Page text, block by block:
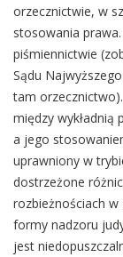
orzecznictwie, w
stosowania
piśmiennictwie
Sądu
tam
między wykładnią
a jego
uprawniony w
dostrzeżone
rozbieżnościach
formy nadzoru
jest